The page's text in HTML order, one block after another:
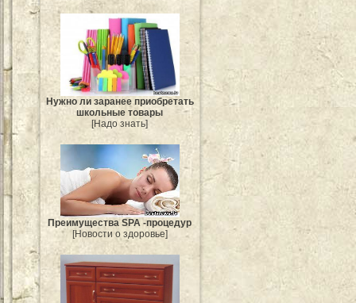
Нужно ли заранее приобретать
школьные товары
[Надо знать]
Преимущества SPA -процедур
[Новости о здоровье]